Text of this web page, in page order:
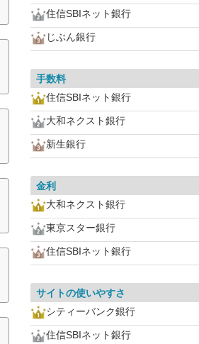
住信SBIネット銀行
じぶん銀行
手数料
住信SBIネット銀行
大和ネクスト銀行
新生銀行
金利
大和ネクスト銀行
東京スター銀行
住信SBIネット銀行
サイトの使いやすさ
シティーバンク銀行
住信SBIネット銀行